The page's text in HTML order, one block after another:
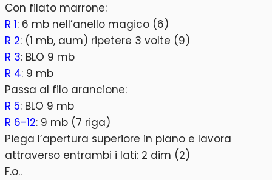
Con filato marrone:
R 1: 6 mb nell’anello magico (6)
R 2: (1 mb, aum) ripetere 3 volte (9)
R 3: BLO 9 mb
R 4: 9 mb
Passa al filo arancione:
R 5: BLO 9 mb
R 6-12: 9 mb (7 riga)
Piega l’apertura superiore in piano e lavora
attraverso entrambi i lati: 2 dim (2)
F.o..